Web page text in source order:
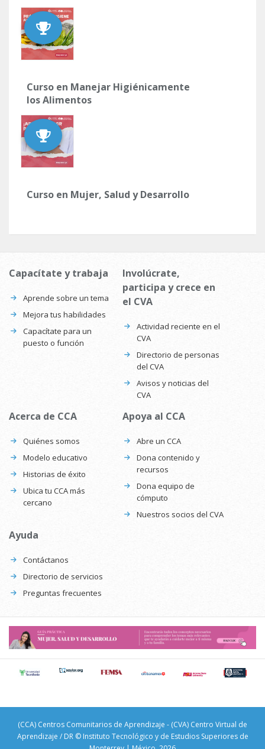
Curso en Manejar Higiénicamente
los Alimentos
Curso en Mujer, Salud y Desarrollo
Capacítate y trabaja
Aprende sobre un tema
Mejora tus habilidades
Capacítate para un
puesto o función
Involúcrate,
participa y crece en
el CVA
Actividad reciente en el
CVA
Directorio de personas
del CVA
Avisos y noticias del
CVA
Acerca de CCA
Quiénes somos
Modelo educativo
Historias de éxito
Ubica tu CCA más
cercano
Apoya al CCA
Abre un CCA
Dona contenido y
recursos
Dona equipo de
cómputo
Nuestros socios del CVA
Ayuda
Contáctanos
Directorio de servicios
Preguntas frecuentes
(CCA) Centros Comunitarios de Aprendizaje - (CVA) Centro Virtual de
Aprendizaje / DR © Instituto Tecnológico y de Estudios Superiores de